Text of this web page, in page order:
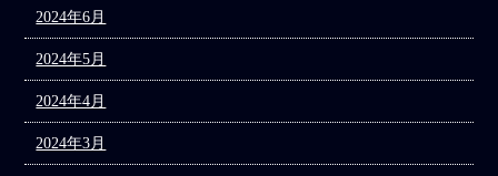
2024年6月
2024年5月
2024年4月
2024年3月